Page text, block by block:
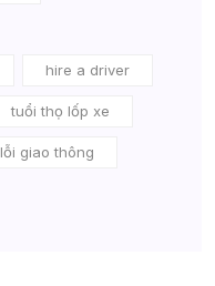
hire a driver
tuổi thọ lốp xe
lỗi giao thông